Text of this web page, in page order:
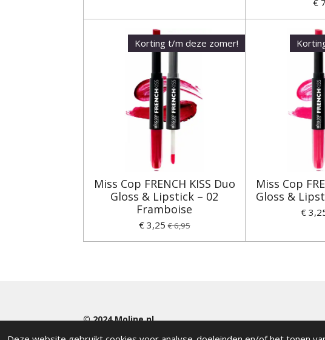
Korting t/m deze zomer!
Miss Cop FRENCH KISS Duo
Gloss & Lipstick – 02
Framboise
€ 3,25 € 6,95
Miss Cop
Gloss &
€
© 2024Moline.nl